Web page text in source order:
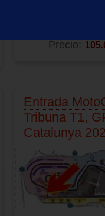
Precio:
Entrada
Tribuna T1,
Catalunya